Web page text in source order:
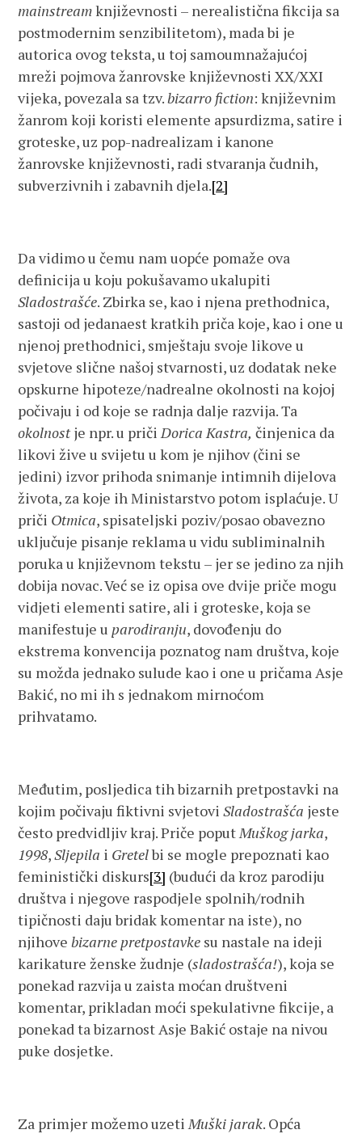
mainstreamknjiževnosti – nerealistična fikcija sa
postmodernim senzibilitetom), mada bi je
autorica ovog teksta, u toj samoumnažajućoj
mreži pojmova žanrovske književnosti XX/XXI
vijeka, povezala sa tzv.bizarro fiction: književnim
žanrom koji koristi elemente apsurdizma, satire i
groteske, uz pop-nadrealizam i kanone
žanrovske književnosti, radi stvaranja čudnih,
subverzivnih i zabavnih djela.[2]
Da vidimo u čemu nam uopće pomaže ova
definicija u koju pokušavamo ukalupiti
Sladostrašće. Zbirka se, kao i njena prethodnica,
sastoji od jedanaest kratkih priča koje, kao i one u
njenoj prethodnici, smještaju svoje likove u
svjetove slične našoj stvarnosti, uz dodatak neke
opskurne hipoteze/nadrealne okolnosti na kojoj
počivaju i od koje se radnja dalje razvija. Ta
okolnostje npr. u pričiDorica Kastra, činjenica da
likovi žive u svijetu u kom je njihov (čini se
jedini) izvor prihoda snimanje intimnih dijelova
života, za koje ih Ministarstvo potom isplaćuje. U
priči Otmica, spisateljski poziv/posao obavezno
uključuje pisanje reklama u vidu subliminalnih
poruka u književnom tekstu – jer se jedino za njih
dobija novac. Već se iz opisa ove dvije priče mogu
vidjeti elementi satire, ali i groteske, koja se
manifestuje u parodiranju, dovođenju do
ekstrema konvencija poznatog nam društva, koje
su možda jednako sulude kao i one u pričama Asje
Bakić, no mi ih s jednakom mirnoćom
prihvatamo.
Međutim, posljedica tih bizarnih pretpostavki na
kojim počivaju fiktivni svjetoviSladostrašća jeste
često predvidljiv kraj. Priče poputMuškog jarka,
1998,Sljepila i Gretelbi se mogle prepoznati kao
feministički diskurs[3] (budući da kroz parodiju
društva i njegove raspodjele spolnih/rodnih
tipičnosti daju bridak komentar na iste), no
njihovebizarne pretpostavke su nastale na ideji
karikature ženske žudnje (sladostrašća!), koja se
ponekad razvija u zaista moćan društveni
komentar, prikladan moći spekulativne fikcije, a
ponekad ta bizarnost Asje Bakić ostaje na nivou
puke dosjetke.
Za primjer možemo uzetiMuški jarak. Opća